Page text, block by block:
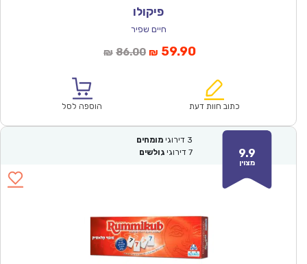
פיקולו
חיים שפיר
₪ 86.00המחיר
₪86.00.
₪ 59.90המחיר
הוא:
כתוב חוות דעת הוספה לסל
9.9
מצוין
3 דירוגי מומחים
7 דירוגי גולשים